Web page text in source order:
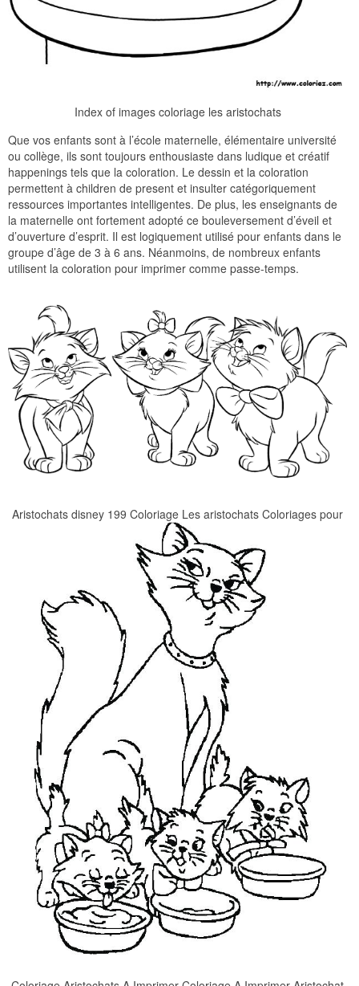
Index of images coloriage les aristochats
Que vos enfants sont à l’école maternelle, élémentaire université
ou collège, ils sont toujours enthousiaste dans ludique et créatif
happenings tels que la coloration. Le dessin et la coloration
permettent à children de present et insulter catégoriquement
ressources importantes intelligentes. De plus, les enseignants de
la maternelle ont fortement adopté ce bouleversement d’éveil et
d’ouverture d’esprit. Il est logiquement utilisé pour enfants dans le
groupe d’âge de 3 à 6 ans. Néanmoins, de nombreux enfants
utilisent la coloration pour imprimer comme passe-temps.
Aristochats disney 199 Coloriage Les aristochats Coloriages pour